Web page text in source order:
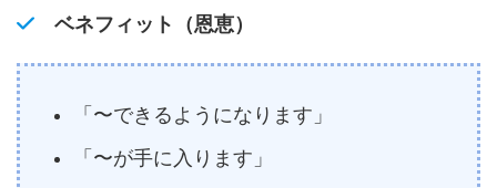
ベネフィット（恩恵）
「〜できるようになります」
「〜が手に入ります」